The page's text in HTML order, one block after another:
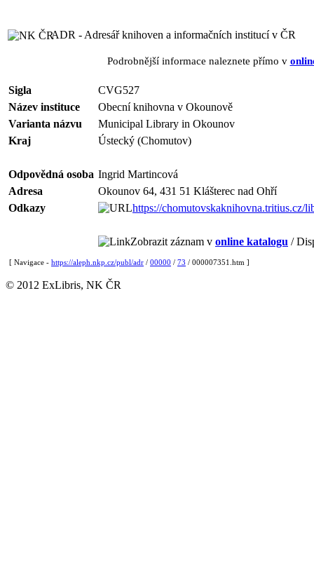
ADR - Adresář knihoven a informačních institucí v ČR
Podrobnější informace naleznete přímo v
Sigla
CVG527
Název instituce
Obecní knihovna v Okounově
Varianta názvu
Municipal Library in Okounov
Kraj
Ústecký (Chomutov)
Odpovědná osoba Ingrid Martincová
Adresa
Okounov 64, 431 51 Klášterec nad Ohří
Odkazy
https://chomutovskaknihovna.tritius.cz/
Zobrazit záznam v online katalogu /
[ Navigace - https://aleph.nkp.cz/publ/adr / 00000 / 73 / 000007351.htm ]
© 2012 ExLibris, NK ČR